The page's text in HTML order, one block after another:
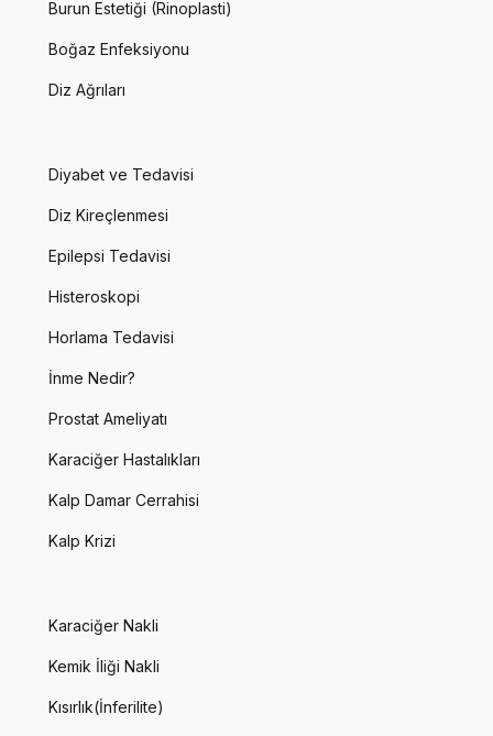
Burun Estetiği (Rinoplasti)
Boğaz Enfeksiyonu
Diz Ağrıları
Diyabet ve Tedavisi
Diz Kireçlenmesi
Epilepsi Tedavisi
Histeroskopi
Horlama Tedavisi
İnme Nedir?
Prostat Ameliyatı
Karaciğer Hastalıkları
Kalp Damar Cerrahisi
Kalp Krizi
Karaciğer Nakli
Kemik İliği Nakli
Kısırlık(İnferilite)